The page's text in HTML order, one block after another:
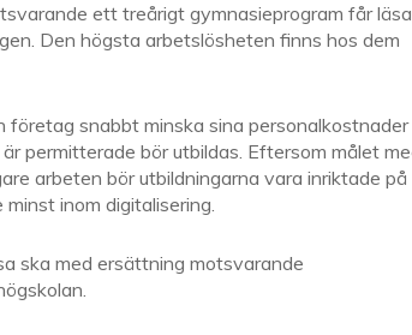
ett treårigt gymnasieprogram får läsa
Den högsta arbetslösheten finns hos dem
företag snabbt minska sina personalkostnader
permitterade bör utbildas. Eftersom målet
arbeten bör utbildningarna vara inriktade på
inom digitalisering.
ska med ersättning motsvarande